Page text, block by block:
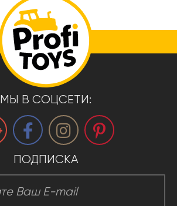
МЫ В СОЦСЕТИ:
ПОДПИСКА